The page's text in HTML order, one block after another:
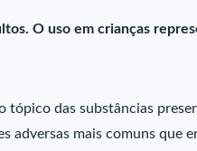
O uso em crianças
tópico das substâncias
adversas mais comuns que